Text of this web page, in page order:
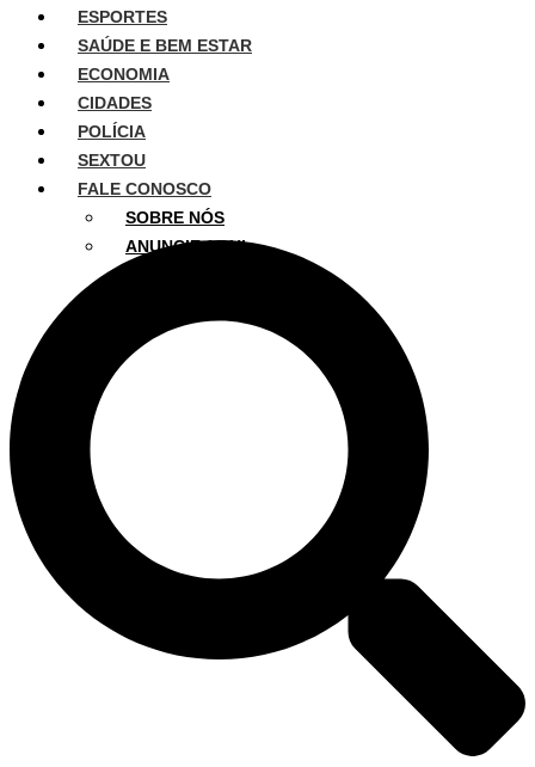
ESPORTES
SAÚDE E BEM ESTAR
ECONOMIA
CIDADES
POLÍCIA
SEXTOU
FALE CONOSCO
SOBRE NÓS
ANUNCIE AQUI